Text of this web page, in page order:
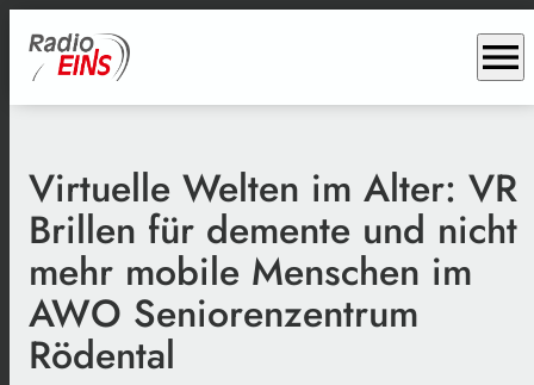
menu
Virtuelle Welten im Alter: VR
Brillen für demente und nicht
mehr mobile Menschen im
AWO Seniorenzentrum
Rödental